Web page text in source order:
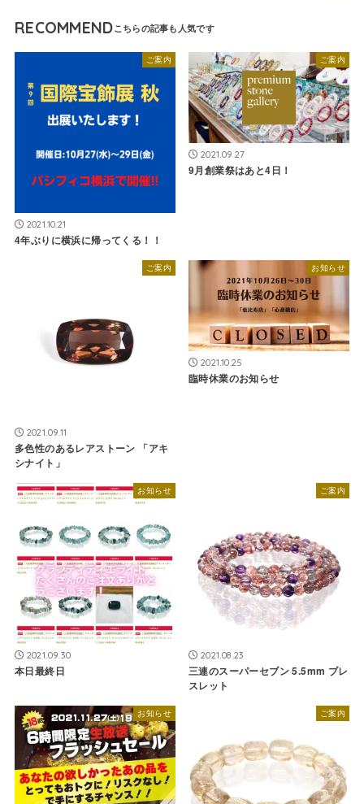
RECOMMEND
ご案内
2021.10.21
4年ぶりに横浜に帰ってくる！！
ご案内
2021.09.27
9月創業祭はあと4日！
ご案内
2021.09.11
多色性のあるレアストーン 「アキ
シナイト」
お知らせ
2021.10.25
臨時休業のお知らせ
お知らせ
2021.09.30
本日最終日
ご案内
2021.08.23
三連のスーパーセブン 5.5mm ブレ
スレット
お知らせ ご案内